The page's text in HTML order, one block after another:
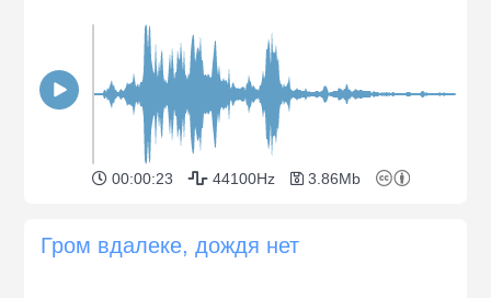
00:00:23 44100Hz 3.86Mb
Гром вдалеке, дождя нет